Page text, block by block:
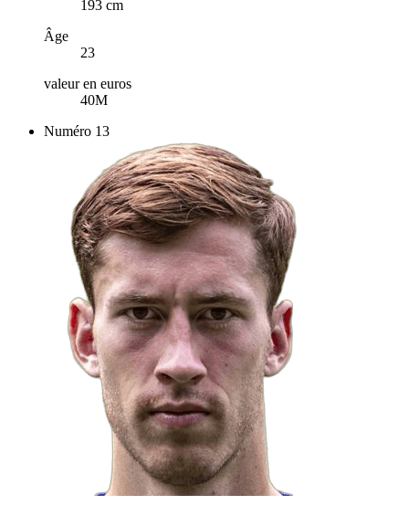
193 cm
Âge
23
valeur en euros
40M
Numéro 13